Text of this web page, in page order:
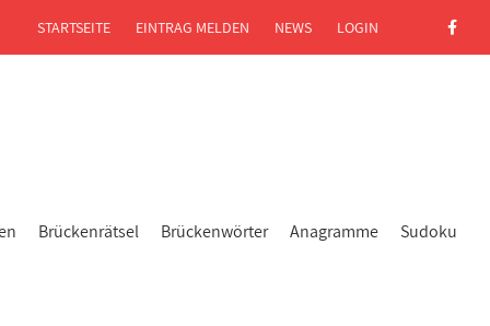
Brückenrätsel Brückenwörter Anagramme Sudoku
STARTSEITE EINTRAG MELDEN NEWS LOGIN